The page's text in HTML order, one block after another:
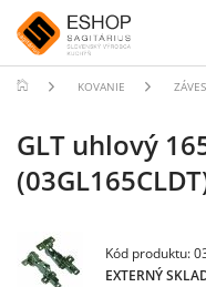
KOVANIE
GLT uhlový
Kód produktu:
EXTERNÝ